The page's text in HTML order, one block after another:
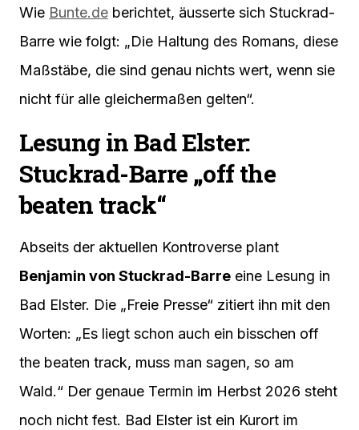
Wie Bunte.de berichtet, äusserte sich Stuckrad-
Barre wie folgt: „Die Haltung des Romans, diese
Maßstäbe, die sind genau nichts wert, wenn sie
nicht für alle gleichermaßen gelten“.
Lesung in Bad Elster:
Stuckrad-Barre „off the
beaten track“
Abseits der aktuellen Kontroverse plant
Benjamin von Stuckrad-Barre eine Lesung in
Bad Elster. Die „Freie Presse“ zitiert ihn mit den
Worten: „Es liegt schon auch ein bisschen off
the beaten track, muss man sagen, so am
Wald.“ Der genaue Termin im Herbst 2026 steht
noch nicht fest. Bad Elster ist ein Kurort im